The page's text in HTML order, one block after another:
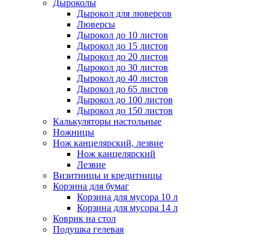
Дыроколы
Дырокол для люверсов
Люверсы
Дырокол до 10 листов
Дырокол до 15 листов
Дырокол до 20 листов
Дырокол до 30 листов
Дырокол до 40 листов
Дырокол до 65 листов
Дырокол до 100 листов
Дырокол до 150 листов
Калькуляторы настольные
Ножницы
Нож канцелярский, лезвие
Нож канцелярский
Лезвие
Визитницы и кредитницы
Корзина для бумаг
Корзина для мусора 10 л
Корзина для мусора 14 л
Коврик на стол
Подушка гелевая